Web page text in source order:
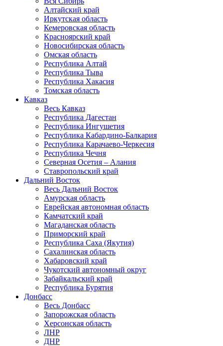
Алтайский край
Иркутская область
Кемеровская область
Красноярский край
Новосибирская область
Омская область
Республика Алтай
Республика Тыва
Республика Хакасия
Томская область
Кавказ
Весь Кавказ
Республика Дагестан
Республика Ингушетия
Республика Кабардино-Балкария
Республика Карачаево-Черкесия
Республика Чечня
Северная Осетия – Алания
Ставропольский край
Дальний Восток
Весь Дальний Восток
Амурская область
Еврейская автономная область
Камчатский край
Магаданская область
Приморский край
Республика Саха (Якутия)
Сахалинская область
Хабаровский край
Чукотский автономный округ
Забайкальский край
Республика Бурятия
Донбасс
Весь Донбасс
Запорожская область
Херсонская область
ЛНР
ДНР